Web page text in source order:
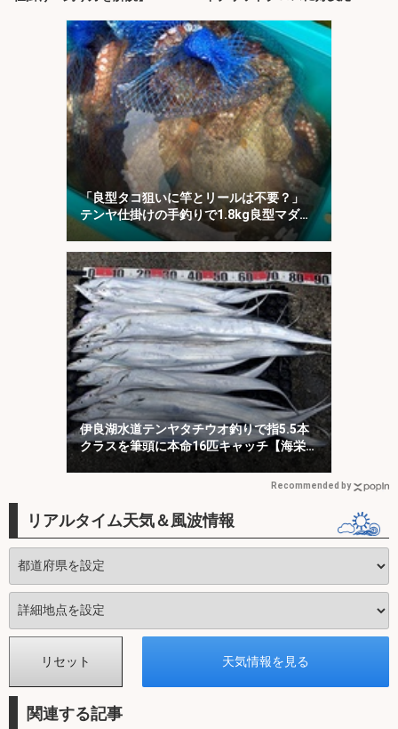
「良型タコ狙いに竿とリールは不要？」
テンヤ仕掛けの手釣りで1.8kg良型マダ
コ！【川崎丸・東京湾】
伊良湖水道テンヤタチウオ釣りで指5.5本
クラスを筆頭に本命16匹キャッチ【海栄
Recommended by
リアルタイム天気＆風波情報
関連する記事